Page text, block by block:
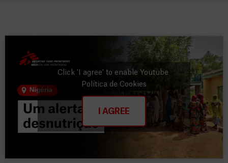
Click 'I agree' to enable Youtube
Política de Cookies
I AGREE